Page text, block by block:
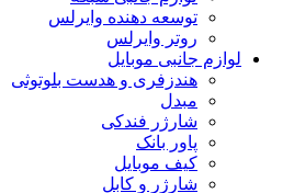
توسعه دهنده وایرلس
روتر وایرلس
لوازم جانبی موبایل
هندزفری و هدست بلوتوثی
مبدل
شارژر فندکی
پاور بانک
کیف موبایل
شارژر و کابل